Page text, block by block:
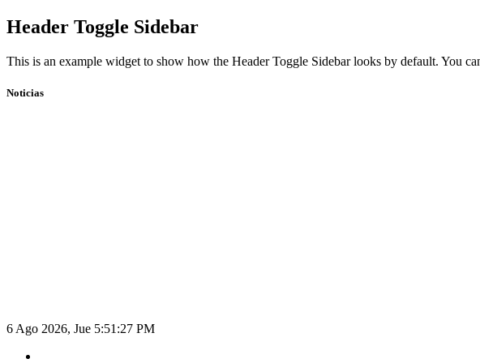
Skip
to
Header Toggle Sidebar
This is an example widget to show how the Header Toggle Sidebar looks by default. You
Noticias
6 Ago 2026, Jue 5:51:28 PM